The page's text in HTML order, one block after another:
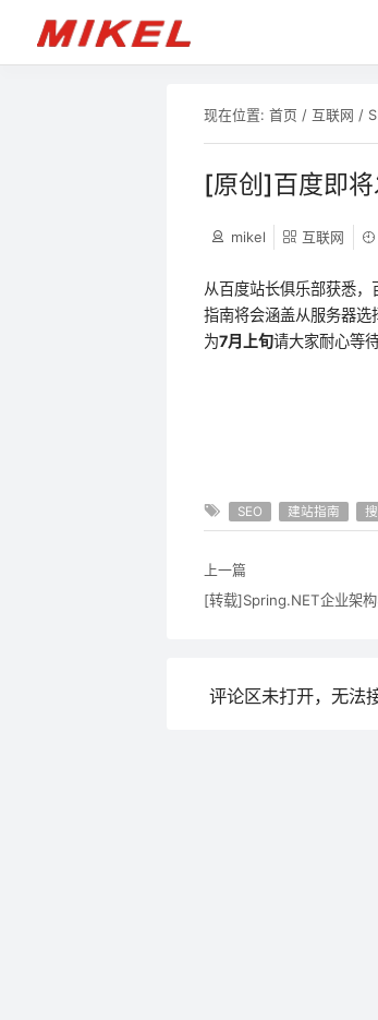
现在位置: 首页 / 互联网 /
[原创]百度即
mikel 互联网
从百度站长俱乐部获悉
指南将会涵盖从服务器
为7月上旬请大家耐心等待
SEO 建站指南
上一篇
评论区未打开，无法